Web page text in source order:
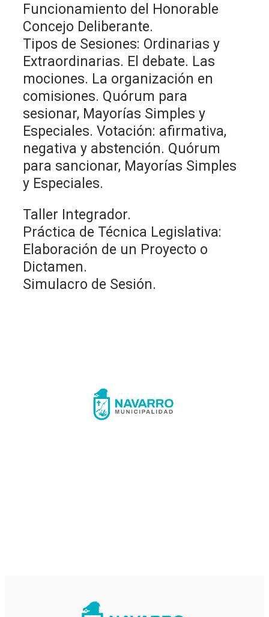
Funcionamiento del Honorable
Concejo Deliberante.
Tipos de Sesiones: Ordinarias y
Extraordinarias. El debate. Las
mociones. La organización en
comisiones. Quórum para
sesionar, Mayorías Simples y
Especiales. Votación: afirmativa,
negativa y abstención. Quórum
para sancionar, Mayorías Simples
y Especiales.
Taller Integrador.
Práctica de Técnica Legislativa:
Elaboración de un Proyecto o
Dictamen.
Simulacro de Sesión.